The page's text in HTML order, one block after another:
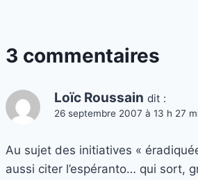
3 commentaires
Loïc Roussain dit :
26 septembre 2007 à 13 h 27
Au sujet des initiatives «
aussi citer l’espéranto… qui sort,